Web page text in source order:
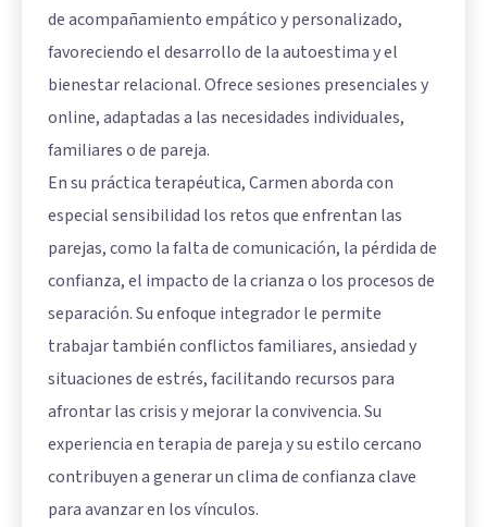
de acompañamiento empático y personalizado,
favoreciendo el desarrollo de la autoestima y el
bienestar relacional. Ofrece sesiones presenciales y
online, adaptadas a las necesidades individuales,
familiares o de pareja.
En su práctica terapéutica, Carmen aborda con
especial sensibilidad los retos que enfrentan las
parejas, como la falta de comunicación, la pérdida de
confianza, el impacto de la crianza o los procesos de
separación. Su enfoque integrador le permite
trabajar también conflictos familiares, ansiedad y
situaciones de estrés, facilitando recursos para
afrontar las crisis y mejorar la convivencia. Su
experiencia en terapia de pareja y su estilo cercano
contribuyen a generar un clima de confianza clave
para avanzar en los vínculos.